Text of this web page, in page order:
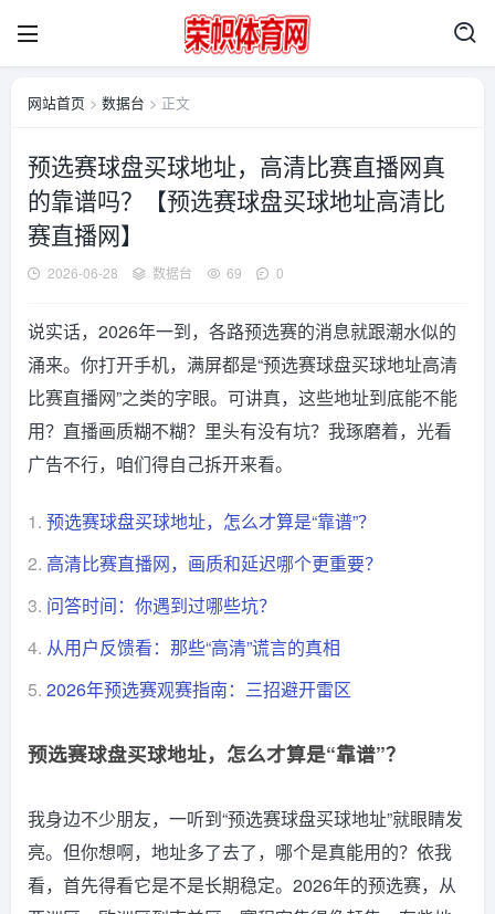
网站首页 > 数据台 > 正文
预选赛球盘买球地址，高清比赛直播网真
的靠谱吗？【预选赛球盘买球地址高清比
赛直播网】
2026-06-28 数据台 69 0
说实话，2026年一到，各路预选赛的消息就跟潮水似的
涌来。你打开手机，满屏都是“预选赛球盘买球地址高清
比赛直播网”之类的字眼。可讲真，这些地址到底能不能
用？直播画质糊不糊？里头有没有坑？我琢磨着，光看
广告不行，咱们得自己拆开来看。
1. 预选赛球盘买球地址，怎么才算是“靠谱”？
2. 高清比赛直播网，画质和延迟哪个更重要？
3. 问答时间：你遇到过哪些坑？
4. 从用户反馈看：那些“高清”谎言的真相
5. 2026年预选赛观赛指南：三招避开雷区
预选赛球盘买球地址，怎么才算是“靠谱”？
我身边不少朋友，一听到“预选赛球盘买球地址”就眼睛发
亮。但你想啊，地址多了去了，哪个是真能用的？依我
看，首先得看它是不是长期稳定。2026年的预选赛，从